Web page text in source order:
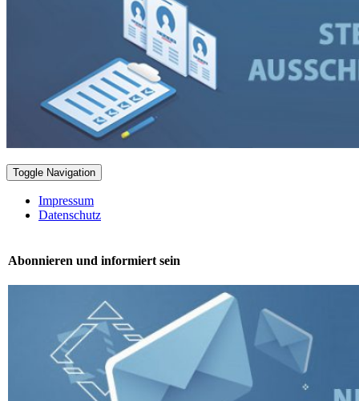
Toggle Navigation
Impressum
Datenschutz
Abonnieren und informiert sein